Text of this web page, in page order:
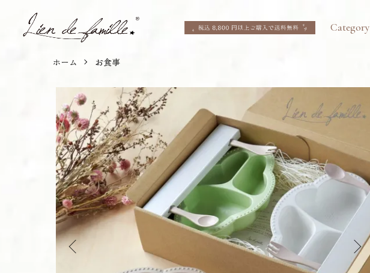
Category
ホーム お食事